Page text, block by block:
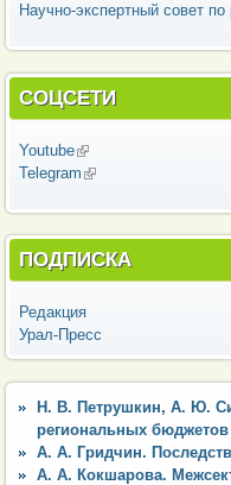
Научно-экспертный совет
СОЦСЕТИ
Youtube(внешняя ссылка)
Telegram (внешняя ссылка)
ПОДПИСКА
Редакция
Урал-Пресс
Н. В. Петрушкин, А. Ю.
региональных
А. А. Гридчин.
А. А. Кокшарова.